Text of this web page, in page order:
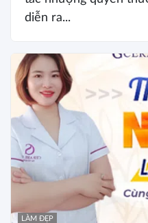
diễn ra...
LÀM ĐẸP